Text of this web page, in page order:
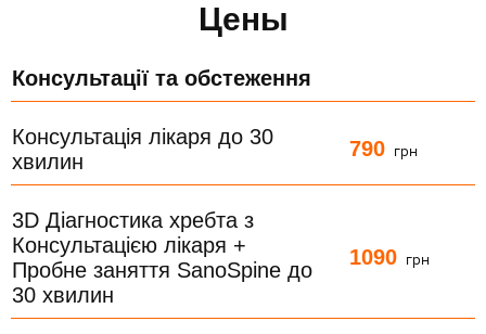
Цены
Консультації та обстеження
Консультація лікаря до 30
хвилин
790 грн
3D Діагностика хребта з
Консультацією лікаря +
Пробне заняття SanoSpine до
30 хвилин
1090 грн